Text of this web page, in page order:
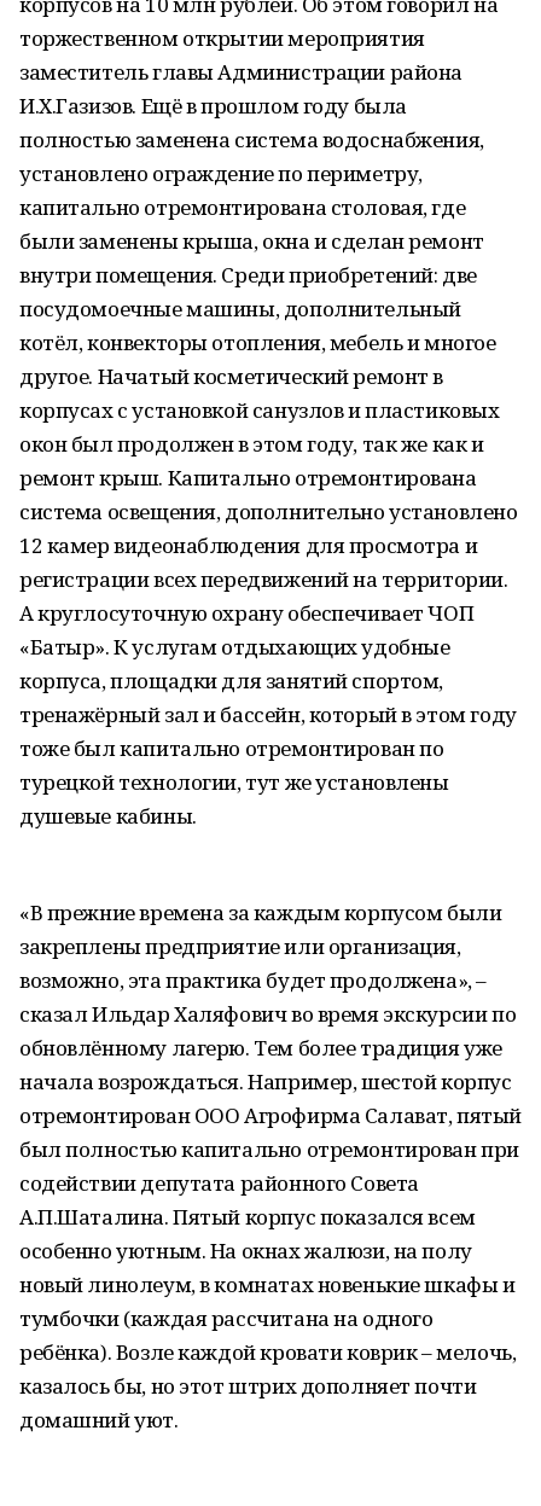
торжественном открытии мероприятия
заместитель главы Администрации района
И.Х.Газизов. Ещё в прошлом году была
полностью заменена система водоснабжения,
установлено ограждение по периметру,
капитально отремонтирована столовая, где
были заменены крыша, окна и сделан ремонт
внутри помещения. Среди приобретений: две
посудомоечные машины, дополнительный
котёл, конвекторы отопления, мебель и многое
другое. Начатый косметический ремонт в
корпусах с установкой санузлов и пластиковых
окон был продолжен в этом году, так же как и
ремонт крыш. Капитально отремонтирована
система освещения, дополнительно установлено
12 камер видеонаблюдения для просмотра и
регистрации всех передвижений на территории.
А круглосуточную охрану обеспечивает ЧОП
«Батыр». К услугам отдыхающих удобные
корпуса, площадки для занятий спортом,
тренажёрный зал и бассейн, который в этом году
тоже был капитально отремонтирован по
турецкой технологии, тут же установлены
душевые кабины.
«В прежние времена за каждым корпусом были
закреплены предприятие или организация,
возможно, эта практика будет продолжена», –
сказал Ильдар Халяфович во время экскурсии по
обновлённому лагерю. Тем более традиция уже
начала возрождаться. Например, шестой корпус
отремонтирован ООО Агрофирма Салават, пятый
был полностью капитально отремонтирован при
содействии депутата районного Совета
А.П.Шаталина. Пятый корпус показался всем
особенно уютным. На окнах жалюзи, на полу
новый линолеум, в комнатах новенькие шкафы и
тумбочки (каждая рассчитана на одного
ребёнка). Возле каждой кровати коврик – мелочь,
казалось бы, но этот штрих дополняет почти
домашний уют.